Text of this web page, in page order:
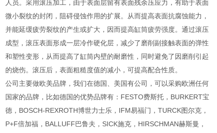
人员。采用滚压加工，由于表面层留有表面残余压应力，有助于表面
微小裂纹的封闭，阻碍侵蚀作用的扩展。从而提高表面抗腐蚀能力，
并能延缓疲劳裂纹的产生或扩大，因而提高缸筒疲劳强度。通过滚压
成型，滚压表面形成一层冷作硬化层，减少了磨削副接触表面的弹性
和塑性变形，从而提高了缸筒内壁的耐磨性，同时避免了因磨削引起
的烧伤。滚压后，表面粗糙度值的减小，可提高配合性质。
公司主要做欧美品牌，我们在德国、美国有公司，可以采购欧洲任何
国家的品牌，比如德国的优势品牌有：FESTO费斯托，BURKERT宝
德，BOSCH-REXROTH博世力士乐，IFM易福门，TURCK图尔克，
P+F倍加福，BALLUFF巴鲁夫，SICK施克，HIRSCHMAN赫斯曼，